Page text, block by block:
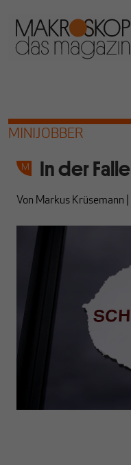
MINIJOBBER
In der Falle
Von Markus Krüsemann